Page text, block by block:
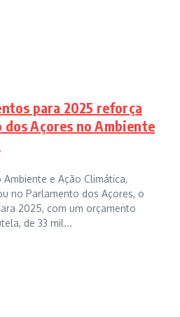
para 2025 reforça
dos Açores no Ambiente
e Ação Climática,
no Parlamento dos Açores, o
2025, com um orçamento
de 33 mil...